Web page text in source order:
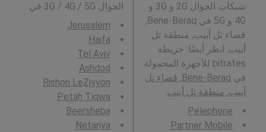
شبكات الجوال 2G و 3G و
4G و 5G في Bene-Beraq,
قضاء تل أبيب, منطقة تل
أبيب. انظر أيضًا: خريطة
bitrates للأجهزة المحمولة
في
Bene-Beraq, قضاء تل
أبيب, منطقة تل أبيب.
Pelephone
Partner Mobile
الجوال 3G / 4G / 5G في
:
Jerusalem
Haifa
Tel Aviv
Ashdod
Rishon LeẔiyyon
Petaẖ Tiqwa
Beersheba
Netanya